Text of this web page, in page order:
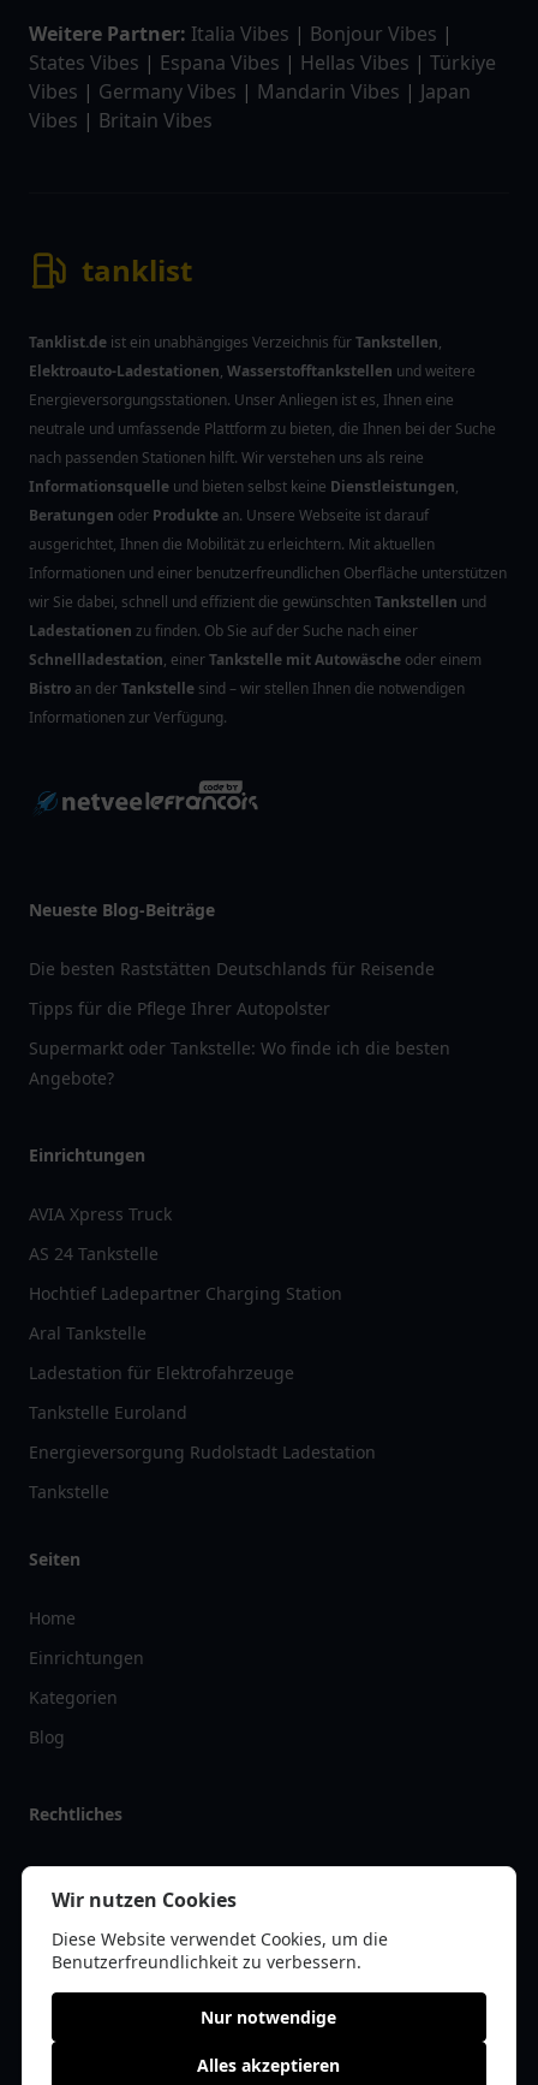
Weitere Partner: Italia Vibes | Bonjour Vibes |
States Vibes | Espana Vibes | Hellas Vibes | Türkiye
Vibes | Germany Vibes | Mandarin Vibes | Japan
Vibes | Britain Vibes
tanklist
Tanklist.de ist ein unabhängiges Verzeichnis fürTankstellen,
Elektroauto-Ladestationen, Wasserstofftankstellen und weitere
Energieversorgungsstationen. Unser Anliegen ist es, Ihnen eine
neutrale und umfassende Plattform zu bieten, die Ihnen bei der Suche
nach passenden Stationen hilft. Wir verstehen uns als reine
Informationsquelle und bieten selbst keine Dienstleistungen,
Beratungen oder Produkte an. Unsere Webseite ist darauf
ausgerichtet, Ihnen die Mobilität zu erleichtern. Mit aktuellen
Informationen und einer benutzerfreundlichen Oberfläche unterstützen
wir Sie dabei, schnell und effizient die gewünschtenTankstellen und
Ladestationen zu finden. Ob Sie auf der Suche nach einer
Schnellladestation, einerTankstelle mit Autowäsche oder einem
Bistro an derTankstelle sind – wir stellen Ihnen die notwendigen
Informationen zur Verfügung.
Neueste Blog-Beiträge
Die besten Raststätten Deutschlands für Reisende
Tipps für die Pflege Ihrer Autopolster
Supermarkt oder Tankstelle: Wo finde ich die besten
Angebote?
Einrichtungen
AVIA Xpress Truck
AS 24 Tankstelle
Hochtief Ladepartner Charging Station
Aral Tankstelle
Ladestation für Elektrofahrzeuge
Tankstelle Euroland
Energieversorgung Rudolstadt Ladestation
Tankstelle
Seiten
Home
Einrichtungen
Kategorien
Blog
Rechtliches
Impressum
Datenschutz
Kontakt
Wir nutzen Cookies
Diese Website verwendet Cookies, um die
Benutzerfreundlichkeit zu verbessern.
Nur notwendige
Alles akzeptieren